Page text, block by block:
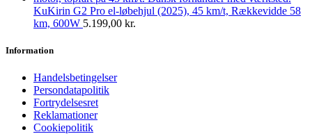
KuKirin G2 Pro el-løbehjul (2025), 45 km/t, Rækkevidde 58
km, 600W 5.199,00 kr.
Information
Handelsbetingelser
Persondatapolitik
Fortrydelsesret
Reklamationer
Cookiepolitik